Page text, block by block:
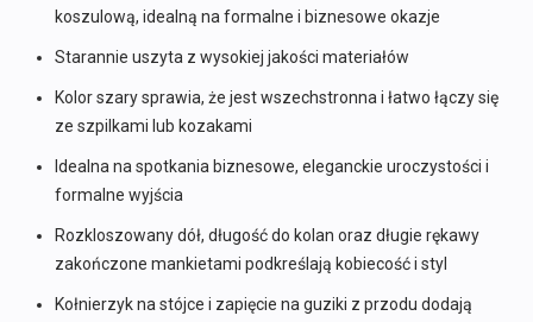
koszulową, idealną na formalne i biznesowe okazje
Starannie uszyta z wysokiej jakości materiałów
Kolor szary sprawia, że jest wszechstronna i łatwo łączy się
ze szpilkami lub kozakami
Idealna na spotkania biznesowe, eleganckie uroczystości i
formalne wyjścia
Rozkloszowany dół, długość do kolan oraz długie rękawy
zakończone mankietami podkreślają kobiecość i styl
Kołnierzyk na stójce i zapięcie na guziki z przodu dodają